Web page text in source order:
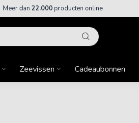
Meer dan 22.000producten online
Zeevissen Cadeaubonnen